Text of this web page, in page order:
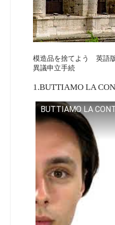
模造品を捨てよう 英語
異議申立手続
1.BUTTIAMO LA
BUTTIAMO LA